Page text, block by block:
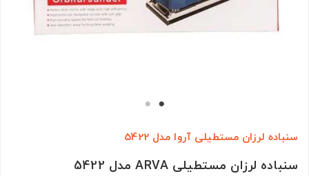
سنباده لرزان مستطیلی آروا مدل 5422
سنباده لرزان مستطیلی ARVA مدل 5422